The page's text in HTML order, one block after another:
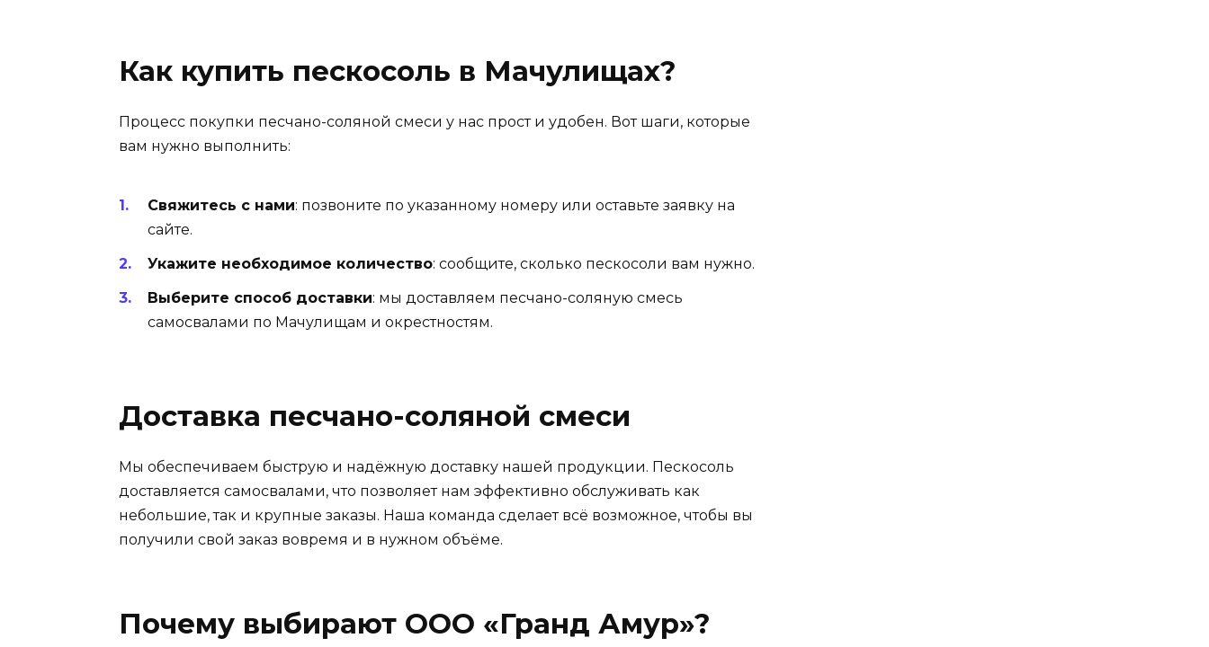
Как купить пескосоль в Мачулищах?
Процесс покупки песчано-соляной смеси у нас прост и удобен. Вот шаги, которые
вам нужно выполнить:
Свяжитесь с нами: позвоните по указанному номеру или оставьте заявку на
сайте.
Укажите необходимое количество: сообщите, сколько пескосоли вам нужно.
Выберите способ доставки: мы доставляем песчано-соляную смесь
самосвалами по Мачулищам и окрестностям.
Доставка песчано-соляной смеси
Мы обеспечиваем быструю и надёжную доставку нашей продукции. Пескосоль
доставляется самосвалами, что позволяет нам эффективно обслуживать как
небольшие, так и крупные заказы. Наша команда сделает всё возможное, чтобы вы
получили свой заказ вовремя и в нужном объёме.
Почему выбирают ООО «Гранд Амур»?